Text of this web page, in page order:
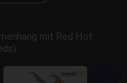
mit Red Hot